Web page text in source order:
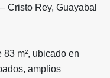
Cristo Rey, Guayabal
m², ubicado en
amplios